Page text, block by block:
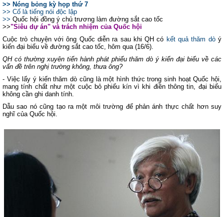
>> Nóng bỏng kỳ họp thứ 7
>> Cố là tiếng nói độc lập
>> Quốc hội đồng ý chủ trương làm đường sắt cao tốc
>>"Siêu dự án" và trách nhiệm của Quốc hội
Cuộc trò chuyện với ông Quốc diễn ra sau khi QH có kết quả thăm dòý
kiến đại biểu về đường sắt cao tốc, hôm qua (16/6).
QH có thường xuyên tiến hành phát phiếu thăm dò ý kiến đại biểu về các
vấn đề trên nghị trường không, thưa ông?
- Việc lấy ý kiến thăm dò cũng là một hình thức trong sinh hoạt Quốc hội,
mang tính chất như một cuộc bỏ phiếu kín vì khi điền thông tin, đại biểu
không cần ghi danh tính.
Dẫu sao nó cũng tạo ra một môi trường để phản ánh thực chất hơn suy
nghĩ của Quốc hội.